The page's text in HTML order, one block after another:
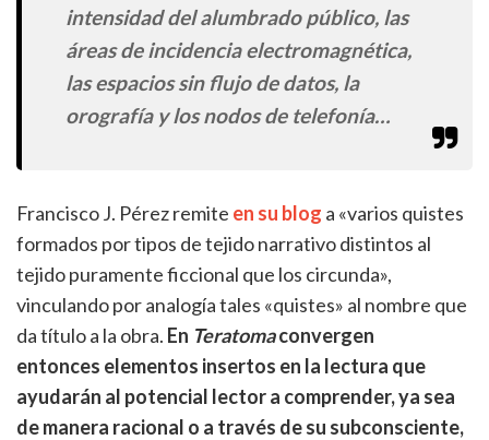
intensidad del alumbrado público, las
áreas de incidencia electromagnética,
las espacios sin flujo de datos, la
orografía y los nodos de telefonía…
Francisco J. Pérez remite en su blog a «varios quistes
formados por tipos de tejido narrativo distintos al
tejido puramente ficcional que los circunda»,
vinculando por analogía tales «quistes» al nombre que
da título a la obra. En Teratomaconvergen
entonces elementos insertos en la lectura que
ayudarán al potencial lector a comprender, ya sea
de manera racional o a través de su subconsciente,